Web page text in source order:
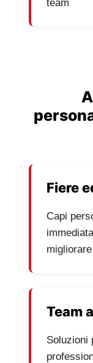
team
Fiere
Capi
Team
Soluzioni